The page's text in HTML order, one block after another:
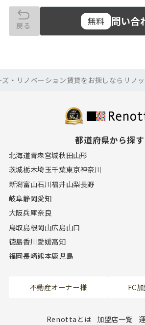
戻る 無料 問い合
・リノベーション賃貸をお探しならリノ
都道府県から探す
北海道青森宮城秋田山形
茨城栃木埼玉千葉東京神奈川
新潟富山石川福井山梨長野
岐阜静岡愛知
大阪兵庫奈良
鳥取島根岡山広島山口
徳島香川愛媛高知
福岡長崎熊本鹿児島
不動産オーナー様 FC
Renottaとは 加盟店一覧